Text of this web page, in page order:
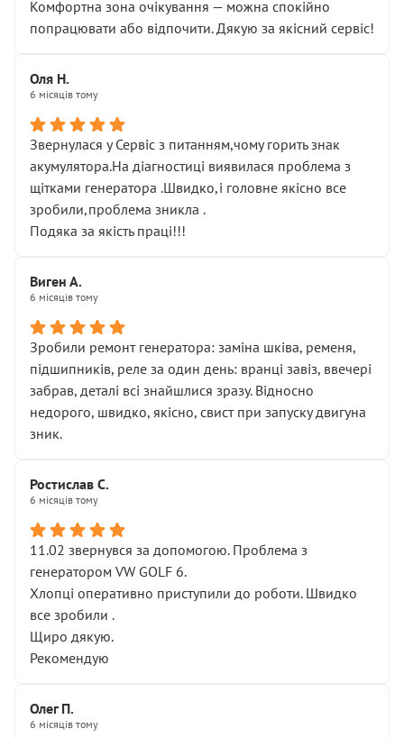
Комфортна зона очікування — можна спокійно
попрацювати або відпочити. Дякую за якісний сервіс!
Оля Н.
6 місяців тому
Звернулася у Сервіс з питанням,чому горить знак
акумулятора.На діагностиці виявилася проблема з
щітками генератора .Швидко,і головне якісно все
зробили,проблема зникла .
Подяка за якість праці!!!
Виген А.
6 місяців тому
Зробили ремонт генератора: заміна шківа, ременя,
підшипників, реле за один день: вранці завіз, ввечері
забрав, деталі всі знайшлися зразу. Відносно
недорого, швидко, якісно, свист при запуску двигуна
зник.
Ростислав С.
6 місяців тому
11.02 звернувся за допомогою. Проблема з
генератором VW GOLF 6.
Хлопці оперативно приступили до роботи. Швидко
все зробили .
Щиро дякую.
Рекомендую
Олег П.
6 місяців тому